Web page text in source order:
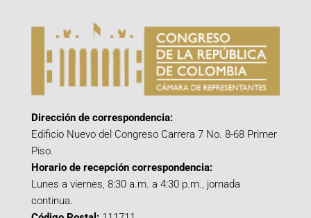
Dirección de correspondencia:
Edificio Nuevo del Congreso Carrera 7 No. 8-68 Primer
Piso.
Horario de recepción correspondencia:
Lunes a viernes, 8:30 a.m. a 4:30 p.m., jornada
continua.